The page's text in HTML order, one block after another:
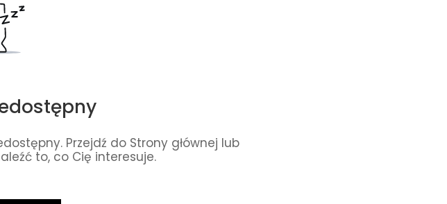
Przejdź do Strony głównej lub
to, co Cię interesuje.